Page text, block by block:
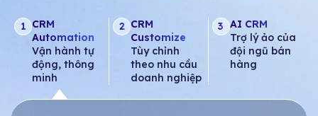
1 CRM
Automation
Vận hành tự
động, thông
minh
2 CRM
Customize
Tùy chỉnh
theo nhu cầu
doanh nghiệp
3 AI CRM
Trợ lý ảo của
đội ngũ bán
hàng